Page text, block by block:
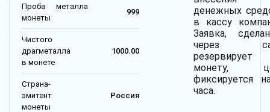
Проба металла
монеты
999
Чистого
драгметалла
в монете
1000.00
Страна-
эмитент
монеты
Россия
денежных
в кассу
Заявка,
через
резервирует
монету,
фиксируется
часа.